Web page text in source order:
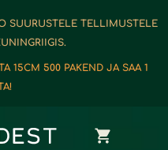
SUURUSTELE TELLIMUSTELE
15CM 500 PAKEND JA SAA 1